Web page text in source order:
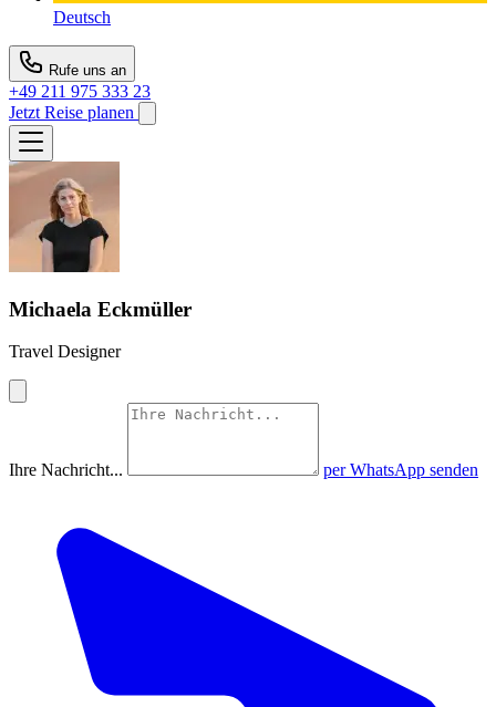
Deutsch
Rufe uns an
+49 211 975 333 23
Jetzt Reise planen
Michaela Eckmüller
Travel Designer
Ihre Nachricht... per WhatsApp senden